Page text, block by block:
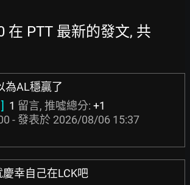
在 PTT 最新的發文, 共
為AL穩贏了
1 留言, 推噓總分: +1
- 發表於 2026/08/06 15:37
幸自己在LCK吧